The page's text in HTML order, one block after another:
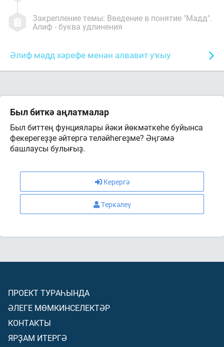
Закрепление темы: Введение в понятие "Мадд".
Алиф - буква удлинения
Әлиф мәдд хәрефе менән алвавит уҡыу
Был биткә аңлатмалар
Был биттең фунциялары йәки йөкмәткеһе буйынса
фекерегеҙҙе әйтергә теләйһегеҙме? Әңгәмә
башлаусы булығыҙ.
Керергә
Теркәлеү
ПРОЕКТ ТУРАҺЫНДА
ӘЛЕГЕ МӨМКИНСЕЛЕКТӘР
КОНТАКТЫ
ЯРҘАМ ИТЕРГӘ